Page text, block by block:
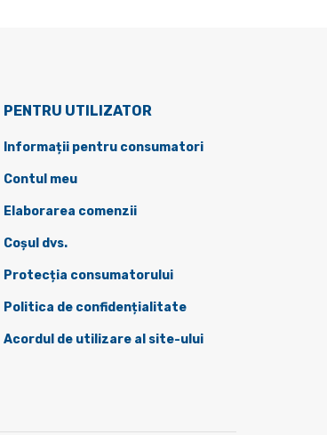
PENTRU UTILIZATOR
Informații pentru consumatori
Contul meu
Elaborarea comenzii
Coșul dvs.
Protecția consumatorului
Politica de confidențialitate
Acordul de utilizare al site-ului